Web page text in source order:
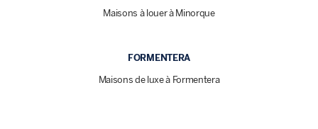
Maisons à louer à Minorque
FORMENTERA
Maisons de luxe à Formentera